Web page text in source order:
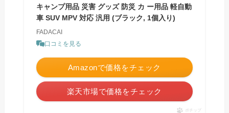
キャンプ用品 災害 グッズ 防災 カ ー用品 軽自動
車 SUV MPV 対応 汎用 (ブラック, 1個入り)
FADACAI
口コミを見る
Amazonで価格をチェック
楽天市場で価格をチェック
ポチップ